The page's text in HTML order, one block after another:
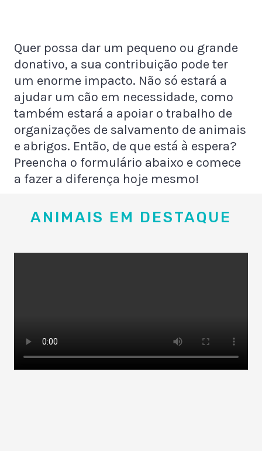
Quer possa dar um pequeno ou grande
donativo, a sua contribuição pode ter
um enorme impacto. Não só estará a
ajudar um cão em necessidade, como
também estará a apoiar o trabalho de
organizações de salvamento de animais
e abrigos. Então, de que está à espera?
Preencha o formulário abaixo e comece
a fazer a diferença hoje mesmo!
ANIMAIS EM DESTAQUE